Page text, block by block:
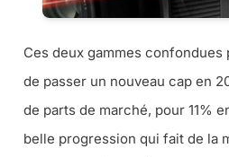
Ces deux gammes
de passer un nouveau cap en
de parts de marché, pour 11%
belle progression qui fait de la